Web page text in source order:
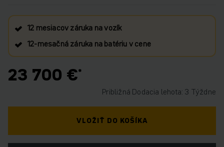
12 mesiacov záruka na vozík
12‑mesačná záruka na batériu v cene
23 700 €
Približná Dodacia lehota: 3 Týždne
VLOŽIŤ DO KOŠÍKA